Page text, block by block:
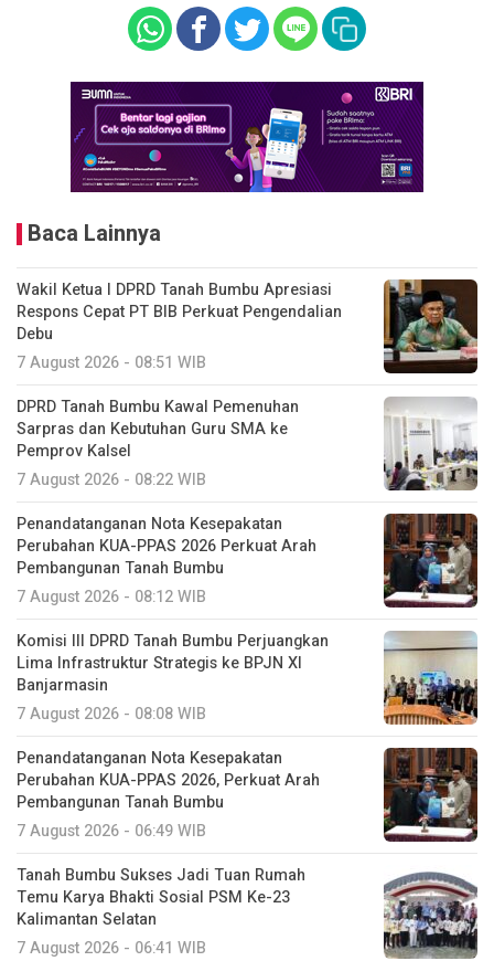
Baca Lainnya
Wakil Ketua I DPRD Tanah Bumbu Apresiasi
Respons Cepat PT BIB Perkuat Pengendalian
Debu
7 August 2026 - 08:51 WIB
DPRD Tanah Bumbu Kawal Pemenuhan
Sarpras dan Kebutuhan Guru SMA ke
Pemprov Kalsel
7 August 2026 - 08:22 WIB
Penandatanganan Nota Kesepakatan
Perubahan KUA-PPAS 2026 Perkuat Arah
Pembangunan Tanah Bumbu
7 August 2026 - 08:12 WIB
Komisi III DPRD Tanah Bumbu Perjuangkan
Lima Infrastruktur Strategis ke BPJN XI
Banjarmasin
7 August 2026 - 08:08 WIB
Penandatanganan Nota Kesepakatan
Perubahan KUA-PPAS 2026, Perkuat Arah
Pembangunan Tanah Bumbu
7 August 2026 - 06:49 WIB
Tanah Bumbu Sukses Jadi Tuan Rumah
Temu Karya Bhakti Sosial PSM Ke-23
Kalimantan Selatan
7 August 2026 - 06:41 WIB